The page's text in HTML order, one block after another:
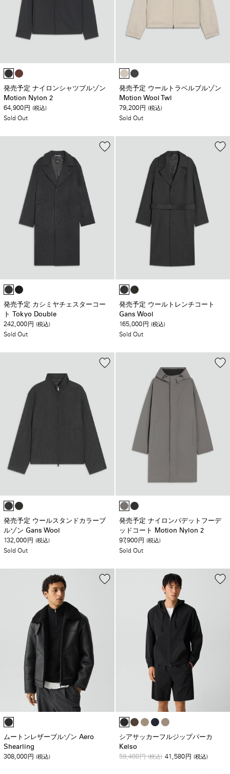
発売予定 ナイロンシャツブルゾン
Motion Nylon 2
64,900 円 (税込)
Sold Out
発売予定 ウールトラベルブルゾン
Motion Wool Twl
79,200 円 (税込)
Sold Out
発売予定 カシミヤチェスターコー
ト Tokyo Double
242,000 円 (税込)
Sold Out
発売予定 ウールトレンチコート
Gans Wool
165,000 円 (税込)
Sold Out
発売予定 ウールスタンドカラーブ
ルゾン Gans Wool
132,000円 (税込)
Sold Out
発売予定 ナイロンパデットフーデ
ッドコート Motion Nylon 2
97,900円 (税込)
Sold Out
ムートンレザーブルゾン Aero
Shearling
308,000円 (税込)
シアサッカーフルジップパーカ
Kelso
59,400円(税込) 41,580円 (税込)